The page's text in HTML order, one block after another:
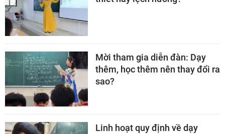
Mời tham gia diễn đàn: Dạy
thêm, học thêm nên thay đổi ra
sao?
Linh hoạt quy định về dạy